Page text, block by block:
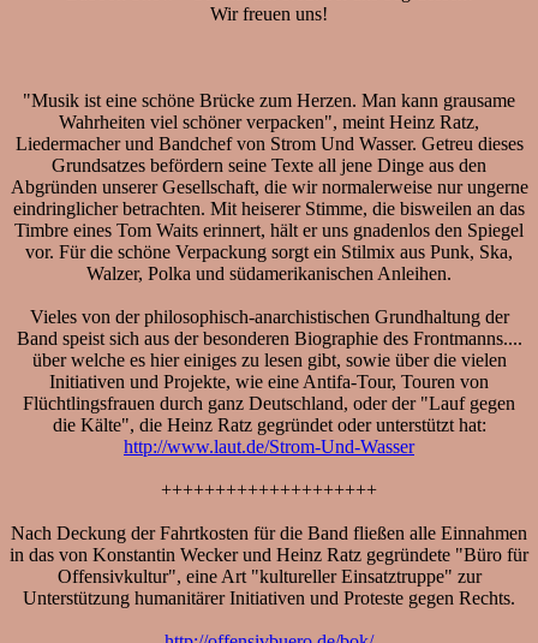
Wir freuen uns!
"Musik ist eine schöne Brücke zum Herzen. Man kann grausame
Wahrheiten viel schöner verpacken", meint Heinz Ratz,
Liedermacher und Bandchef von Strom Und Wasser. Getreu dieses
Grundsatzes befördern seine Texte all jene Dinge aus den
Abgründen unserer Gesellschaft, die wir normalerweise nur ungerne
eindringlicher betrachten. Mit heiserer Stimme, die bisweilen an das
Timbre eines Tom Waits erinnert, hält er uns gnadenlos den Spiegel
vor. Für die schöne Verpackung sorgt ein Stilmix aus Punk, Ska,
Walzer, Polka und südamerikanischen Anleihen.
Vieles von der philosophisch-anarchistischen Grundhaltung der
Band speist sich aus der besonderen Biographie des Frontmanns....
über welche es hier einiges zu lesen gibt, sowie über die vielen
Initiativen und Projekte, wie eine Antifa-Tour, Touren von
Flüchtlingsfrauen durch ganz Deutschland, oder der "Lauf gegen
die Kälte", die Heinz Ratz gegründet oder unterstützt hat:
http://www.laut.de/Strom-Und-Wasser
++++++++++++++++++++
Nach Deckung der Fahrtkosten für die Band fließen alle Einnahmen
in das von Konstantin Wecker und Heinz Ratz gegründete "Büro für
Offensivkultur", eine Art "kultureller Einsatztruppe" zur
Unterstützung humanitärer Initiativen und Proteste gegen Rechts.